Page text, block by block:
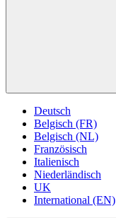
Deutsch
Belgisch (FR)
Belgisch (NL)
Französisch
Italienisch
Niederländisch
UK
International (EN)